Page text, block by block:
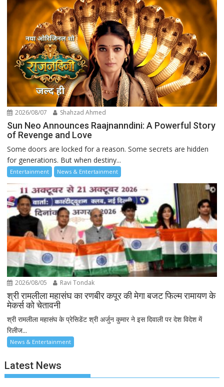
2026/08/07 Shahzad Ahmed
Sun Neo Announces Raajnanndini: A Powerful Story
of Revenge and Love
Some doors are locked for a reason. Some secrets are hidden
for generations. But when destiny...
Entertainment News & Entertainment
2026/08/05 Ravi Tondak
श्री रामलीला महासंघ का रणबीर कपूर की मेगा बजट फिल्म रामायण के
मेकर्स को चेतावनी
श्री रामलीला महासंघ के प्रेसिडेंट श्री अर्जुन कुमार ने इस दिवाली पर देश विदेश में
रिलीज...
News & Entertainment
Latest News